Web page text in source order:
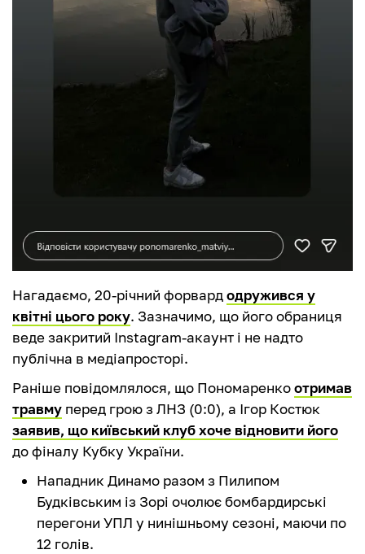
Нагадаємо, 20-річний форвардодружився у
квітні цього року. Зазначимо, що його обраниця
веде закритий Instagram-акаунт і не надто
публічна в медіапросторі.
Раніше повідомлялося, що Пономаренкоотримав
травму перед грою з ЛНЗ (0:0), а Ігор Костюк
заявив, що київський клуб хоче відновити його
до фіналу Кубку України.
Нападник Динамо разом з Пилипом
Будківським із Зорі очолює бомбардирські
перегони УПЛ у нинішньому сезоні, маючи по
12 голів.